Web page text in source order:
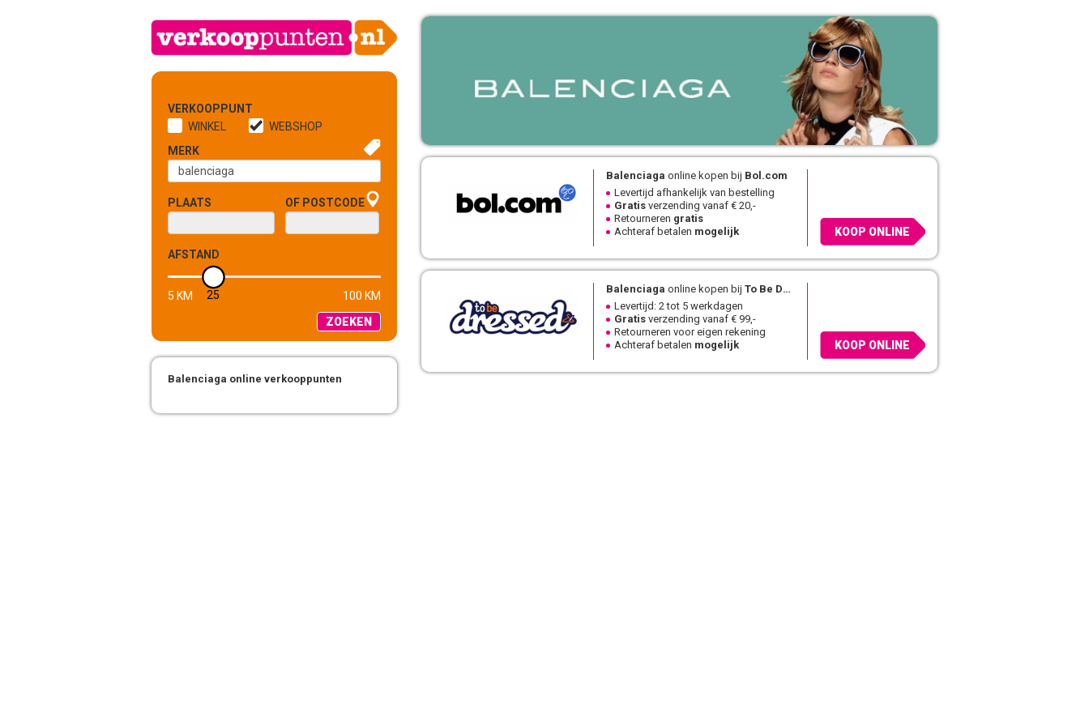
VERKOOPPUNT
WINKEL
WEBSHOP
MERK
PLAATS OF POSTCODE
AFSTAND
5 KM 25
100 KM
ZOEKEN
Balenciaga online verkooppunten
Balenciaga online kopen bij Bol.com
Levertijd afhankelijk van bestelling
Gratis verzending vanaf € 20,-
Retourneren gratis
Achteraf betalen mogelijk KOOP ONLINE
Balenciaga online kopen bij To Be Dressed
Levertijd: 2 tot 5 werkdagen
Gratisverzending vanaf € 99,-
Retourneren voor eigen rekening
Achteraf betalen mogelijk KOOP ONLINE